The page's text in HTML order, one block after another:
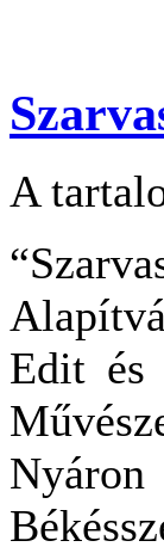
A
Edit és